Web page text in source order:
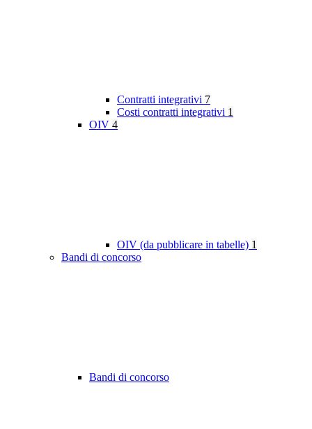
Contratti integrativi 7
Costi contratti integrativi 1
OIV 4
OIV (da pubblicare in tabelle) 1
Bandi di concorso
Bandi di concorso